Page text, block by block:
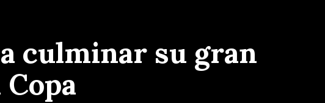
culminar su gran